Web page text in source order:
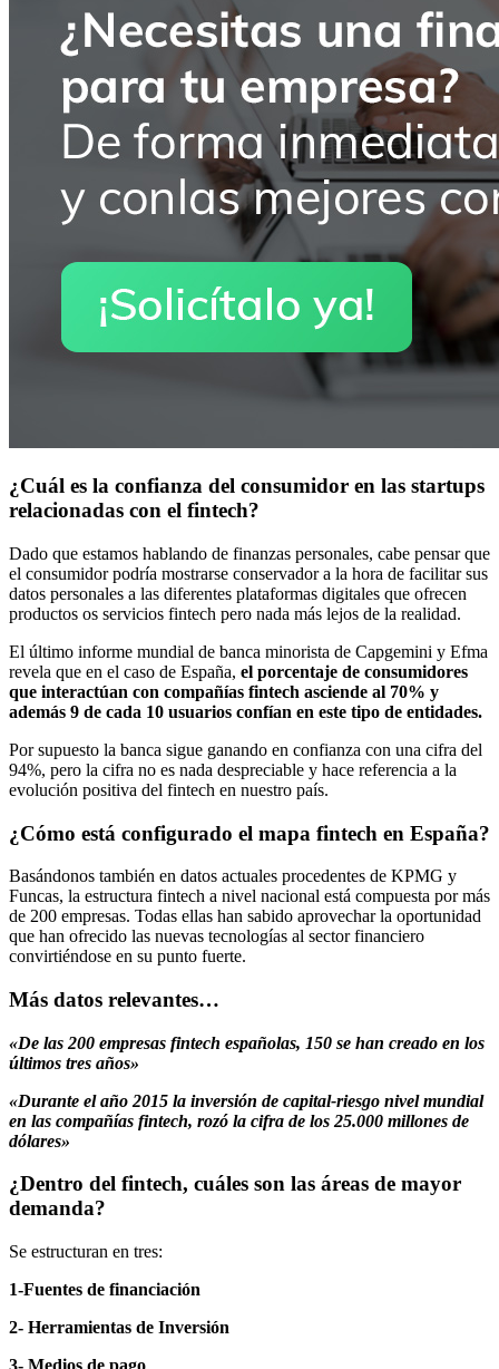
¿Cuál es la confianza del consumidor en las startups
relacionadas con el fintech?
Dado que estamos hablando de finanzas personales, cabe pensar que
el consumidor podría mostrarse conservador a la hora de facilitar sus
datos personales a las diferentes plataformas digitales que ofrecen
productos os servicios fintech pero nada más lejos de la realidad.
El último informe mundial de banca minorista de Capgemini y Efma
revela que en el caso de España, el porcentaje de consumidores
que interactúan con compañías fintech asciende al 70% y
además 9 de cada 10 usuarios confían en este tipo de entidades.
Por supuesto la banca sigue ganando en confianza con una cifra del
94%, pero la cifra no es nada despreciable y hace referencia a la
evolución positiva del fintech en nuestro país.
¿Cómo está configurado el mapa fintech en España?
Basándonos también en datos actuales procedentes de KPMG y
Funcas, la estructura fintech a nivel nacional está compuesta por más
de 200 empresas. Todas ellas han sabido aprovechar la oportunidad
que han ofrecido las nuevas tecnologías al sector financiero
convirtiéndose en su punto fuerte.
Más datos relevantes…
«De las 200 empresas fintech españolas, 150 se han creado en los
últimos tres años»
«Durante el año 2015 la inversión de capital-riesgo nivel mundial
en las compañías fintech, rozó la cifra de los 25.000 millones de
dólares»
¿Dentro del fintech, cuáles son las áreas de mayor
demanda?
Se estructuran en tres:
1-Fuentes de financiación
2- Herramientas de Inversión
3- Medios de pago